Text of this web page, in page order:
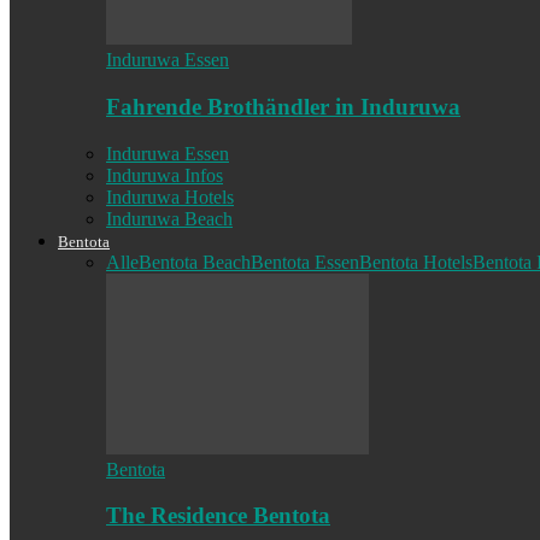
Induruwa Essen
Fahrende Brothändler in Induruwa
Induruwa Essen
Induruwa Infos
Induruwa Hotels
Induruwa Beach
Bentota
AlleBentota BeachBentota EssenBentota HotelsBentota
Bentota
The Residence Bentota